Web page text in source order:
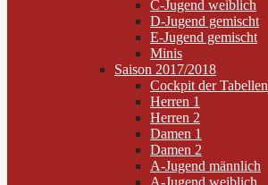
C-Jugend weiblich
D-Jugend gemischt
E-Jugend gemischt
Minis
Saison 2017/2018
Cockpit der Tabellen
Herren 1
Herren 2
Damen 1
Damen 2
A-Jugend männlich
A-Jugend weiblich